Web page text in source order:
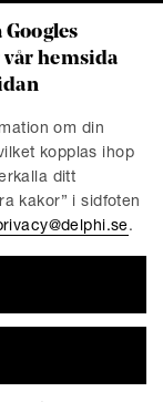
de flesta av
i Stockholm,
hemsida
om din
kopplas ihop
ditt
kakor” i sidfoten
.